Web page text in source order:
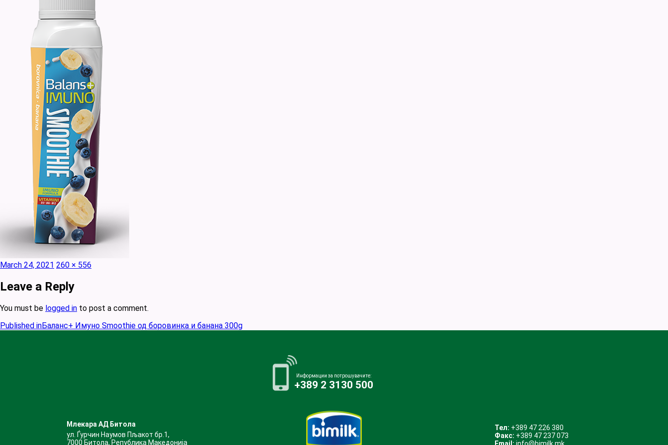
Posted
March 24, 2021 Full
260 × 556
Leave a Reply
You must be logged in to post a comment.
Published inБаланс+ Имуно Smoothie од боровинка и банана 300g
Информации за потрошувачите:
+389 2 3130 500
Млекара АД Битола
ул. Ѓурчин Наумов Пљакот бр.1,
7000 Битола, Република Македонија
Тел: +389 47 226 380
Факс: +389 47 237 073